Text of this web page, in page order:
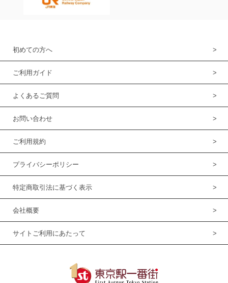
初めての方へ
ご利用ガイド
よくあるご質問
お問い合わせ
ご利用規約
プライバシーポリシー
特定商取引法に基づく表示
会社概要
サイトご利用にあたって